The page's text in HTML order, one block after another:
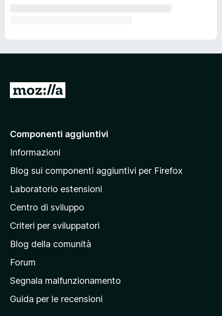
V
a
l
a
a
g
i
a
p
r
n
Componenti aggiuntivi
Informazioni
Blog sui componenti aggiuntivi per Firefox
Laboratorio estensioni
Centro di sviluppo
Criteri per sviluppatori
Blog della comunità
Forum
Segnala malfunzionamento
Guida per le recensioni